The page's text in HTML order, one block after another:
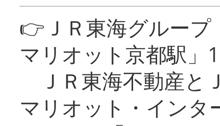
👉ＪＲ東海グルー
マリオット京都駅」
ＪＲ東海不動産と
マリオット・インタ